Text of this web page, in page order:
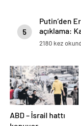
5
Putin’den
açıklama:
2180 kez
ABD – İsrail hattı